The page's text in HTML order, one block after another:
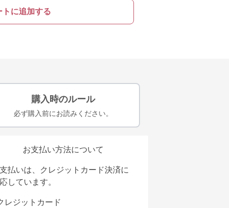
トに追加する
購入時のルール
必ず購入前にお読みください。
お支払い方法について
払いは、クレジットカード決済に
しています。
レジットカード